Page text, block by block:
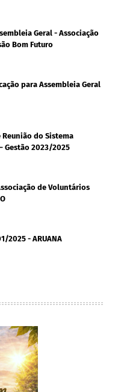
Geral - Associação
Bom Futuro
para Assembleia Geral
do Sistema
Gestão 2023/2025
de Voluntários
2025 - ARUANA